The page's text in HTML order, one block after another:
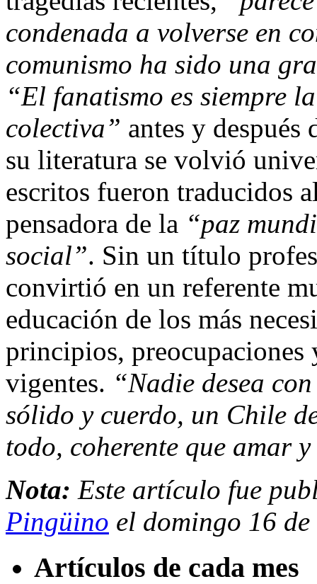
condenada a volverse en
comunismo ha sido una
“El fanatismo es siempre
colectiva” antes y
su literatura se volvió
escritos fueron traducidos
pensadora de la “paz
social”. Sin un título
convirtió en un referente
educación de los más
principios, preocupaciones
vigentes. “Nadie desea
sólido y cuerdo, un Chile
todo, coherente que amar
Nota: Este artículo fue
Pingüino el domingo 16
Artículos de cada mes